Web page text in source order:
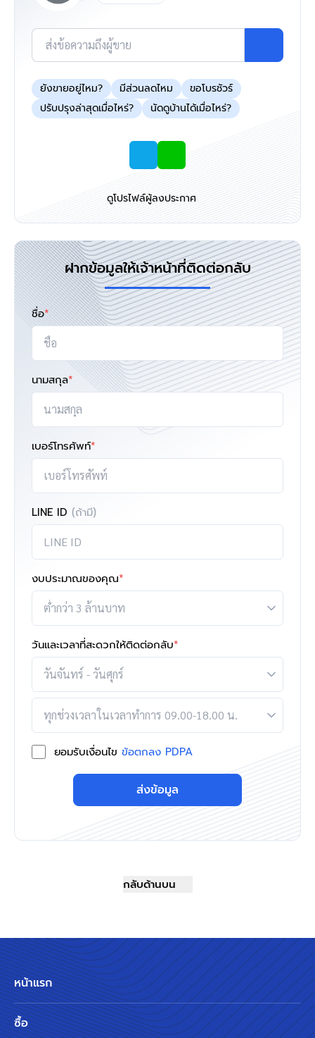
ส่งข้อความถึงผู้ขาย
ยังขายอยู่ไหม? มีส่วนลดไหม
ขอโบรชัวร์
ปรับปรุงล่าสุดเมื่อไหร่?
นัดดูบ้านได้เมื่อไหร่?
ดูโปรไฟล์ผู้ลงประกาศ
ฝากข้อมูลให้เจ้าหน้าที่ติดต่อกลับ
ชื่อ*
นามสกุล*
เบอร์โทรศัพท์*
LINE ID (ถ้ามี)
งบประมาณของคุณ*
วันและเวลาที่สะดวกให้ติดต่อกลับ*
ยอมรับเงื่อนไข ข้อตกลง PDPA
ส่งข้อมูล
กลับด้านบน
หน้าแรก
ซื้อ